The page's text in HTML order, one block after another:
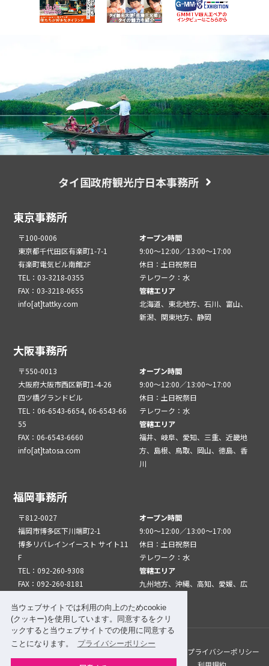
当ウェブサイトでは利用の向上のためcookie
(クッキー)を使用しています。同意するをクリ
ックすると当ウェブサイトでの使用に同意する
ことになります。
プライバシーポリシー
タイ国政府観光庁日本事務所
東京事務所
〒100-0006
東京都千代田区有楽町1-7-1
有楽町電気ビル南館2F
TEL：03-3218-0355
FAX：03-3218-0655
info[at]tattky.com
オープン時間
9:00～12:00／13:00～17:00
休日：土日祝祭日
テレワーク：水
管轄エリア
北海道、東北地方、石川、富山、
新潟、関東地方、静岡
大阪事務所
〒550-0013
大阪府大阪市西区新町1-4-26
四ツ橋グランドビル
TEL：06-6543-6654, 06-6543-66
55
FAX：06-6543-6660
info[at]tatosa.com
オープン時間
9:00～12:00／13:00～17:00
休日：土日祝祭日
テレワーク：水
管轄エリア
福井、岐阜、愛知、三重、近畿地
方、島根、鳥取、岡山、徳島、香
川
福岡事務所
〒812-0027
福岡市博多区下川端町2-1
博多リバレインイースト サイト11
F
TEL：092-260-9308
FAX：092-260-8181
オープン時間
9:00～12:00／13:00～17:00
休日：土日祝祭日
テレワーク：水
管轄エリア
九州地方、沖縄、高知、愛媛、広
このサイトについて
プライバシーポリシー